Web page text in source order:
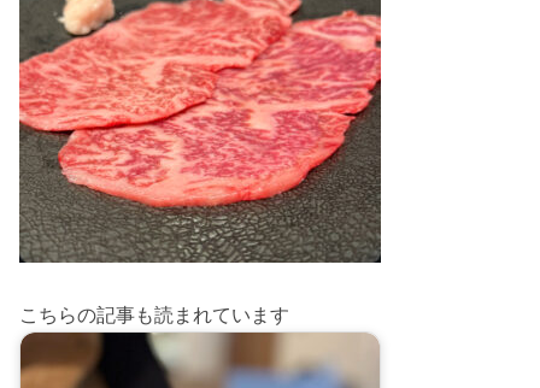
こちらの記事も読まれています